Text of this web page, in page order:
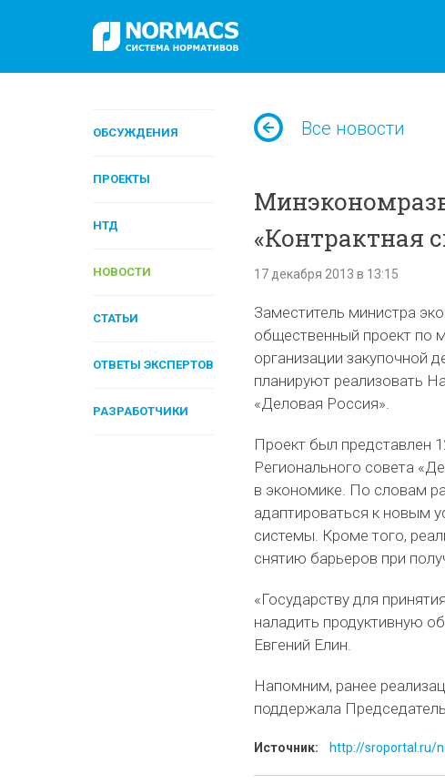
ОБСУЖДЕНИЯ
ПРОЕКТЫ
НТД
НОВОСТИ
СТАТЬИ
ОТВЕТЫ ЭКСПЕРТОВ
РАЗРАБОТЧИКИ
Все новости
«Контрактная
17 декабря 2013 в 13:15
Заместитель министра
общественный проект по
организации закупочной
планируют реализовать
«Деловая Россия».
Проект был представлен
Регионального совета
в экономике. По словам
адаптироваться к новым
системы. Кроме того,
снятию барьеров при
«Государству для
наладить продуктивную
Евгений Елин.
Напомним, ранее
поддержала
Источник: http://sroportal.ru/